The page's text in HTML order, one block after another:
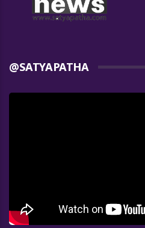
@SATYAPATHA